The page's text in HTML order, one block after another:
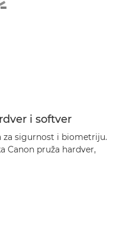
i softver
za sigurnost i biometriju.
Canon pruža hardver,